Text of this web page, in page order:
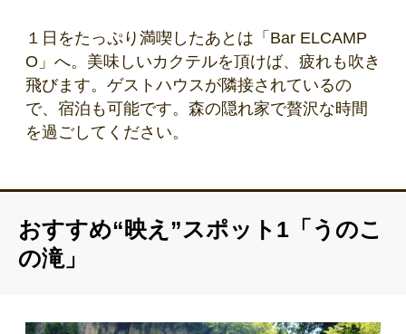
１日をたっぷり満喫したあとは「Bar ELCAMP
O」へ。美味しいカクテルを頂けば、疲れも吹き
飛びます。ゲストハウスが隣接されているの
で、宿泊も可能です。森の隠れ家で贅沢な時間
を過ごしてください。
おすすめ“映え”スポット1「うのこ
の滝」